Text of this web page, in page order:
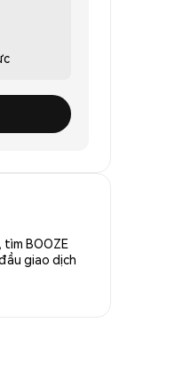
, tìm BOOZE
giao dịch